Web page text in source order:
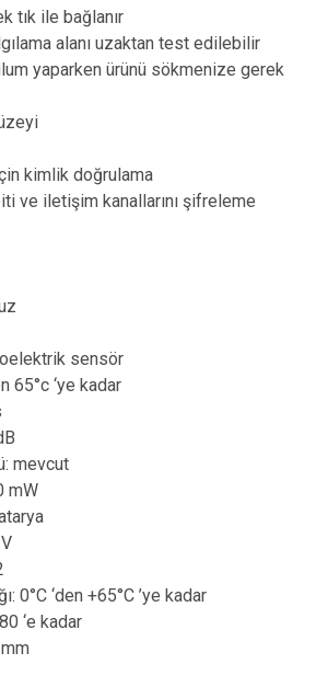
tık ile bağlanır
alanı uzaktan test edilebilir
yaparken ürünü sökmenize gerek
kimlik doğrulama
ve iletişim kanallarını şifreleme
sensör
65°c ‘ye kadar
mevcut
mW
0°C ‘den +65°C ’ye kadar
‘e kadar